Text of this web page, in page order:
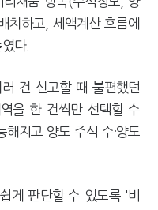
치하고, 세액계산 흐름에
다.
건 신고할 때 불편했던
을 한 건씩만 선택할 수
지고 양도 주식 수·양도
게 판단할 수 있도록 '비